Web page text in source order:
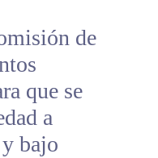
de
que se
a
bajo